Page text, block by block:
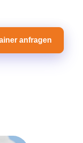
anfragen